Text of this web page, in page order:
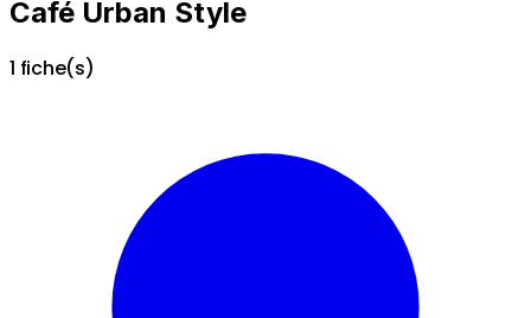
Café Urban Style
1 fiche(s)